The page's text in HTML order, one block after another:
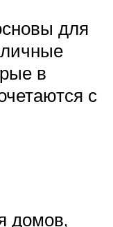
для
в
с
домов,